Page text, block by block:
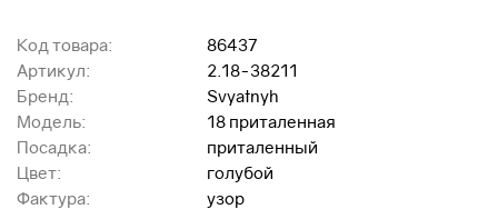
Код товара:
86437
Артикул:
2.18-38211
Бренд:
Svyatnyh
Модель:
18 приталенная
Посадка:
приталенный
Цвет:
голубой
Фактура:
узор